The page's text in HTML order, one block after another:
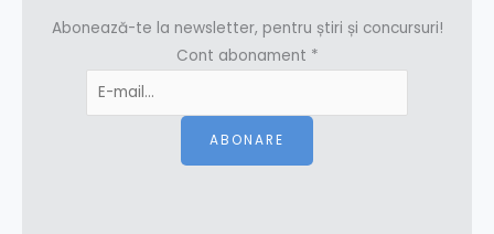
Abonează-te la newsletter, pentru știri și concursuri!
Cont abonament *
ABONARE